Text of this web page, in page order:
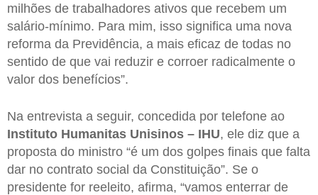
milhões de trabalhadores ativos que recebem um
salário-mínimo. Para mim, isso significa uma nova
reforma da Previdência, a mais eficaz de todas no
sentido de que vai reduzir e corroer radicalmente o
valor dos benefícios”.
Na entrevista a seguir, concedida por telefone ao
Instituto Humanitas Unisinos – IHU, ele diz que a
proposta do ministro “é um dos golpes finais que falta
dar no contrato social da Constituição”. Se o
presidente for reeleito, afirma, “vamos enterrar de